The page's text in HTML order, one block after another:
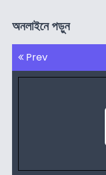
অনলাইনে পড়ুন
Prev